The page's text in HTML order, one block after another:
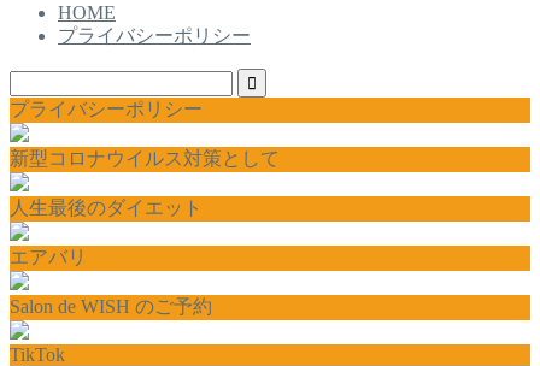
HOME
プライバシーポリシー
プライバシーポリシー
新型コロナウイルス対策として
人生最後のダイエット
エアバリ
Salon de WISH のご予約
TikTok